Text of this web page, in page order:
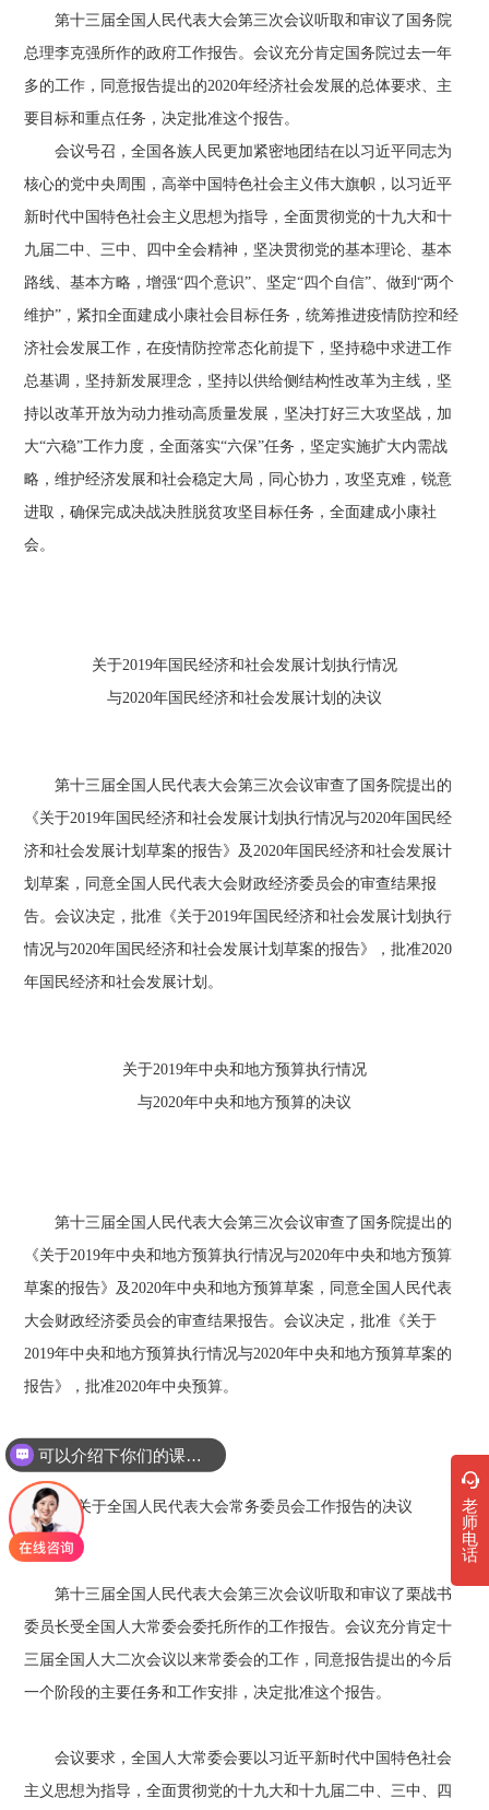
第十三届全国人民代表大会第三次会议听取和审议了国务院
总理李克强所作的政府工作报告。会议充分肯定国务院过去一年
多的工作，同意报告提出的2020年经济社会发展的总体要求、主
要目标和重点任务，决定批准这个报告。
会议号召，全国各族人民更加紧密地团结在以习近平同志为
核心的党中央周围，高举中国特色社会主义伟大旗帜，以习近平
新时代中国特色社会主义思想为指导，全面贯彻党的十九大和十
九届二中、三中、四中全会精神，坚决贯彻党的基本理论、基本
路线、基本方略，增强“四个意识”、坚定“四个自信”、做到“两个
维护”，紧扣全面建成小康社会目标任务，统筹推进疫情防控和经
济社会发展工作，在疫情防控常态化前提下，坚持稳中求进工作
总基调，坚持新发展理念，坚持以供给侧结构性改革为主线，坚
持以改革开放为动力推动高质量发展，坚决打好三大攻坚战，加
大“六稳”工作力度，全面落实“六保”任务，坚定实施扩大内需战
略，维护经济发展和社会稳定大局，同心协力，攻坚克难，锐意
进取，确保完成决战决胜脱贫攻坚目标任务，全面建成小康社
会。
关于2019年国民经济和社会发展计划执行情况
与2020年国民经济和社会发展计划的决议
第十三届全国人民代表大会第三次会议审查了国务院提出的
《关于2019年国民经济和社会发展计划执行情况与2020年国民经
济和社会发展计划草案的报告》及2020年国民经济和社会发展计
划草案，同意全国人民代表大会财政经济委员会的审查结果报
告。会议决定，批准《关于2019年国民经济和社会发展计划执行
情况与2020年国民经济和社会发展计划草案的报告》，批准2020
年国民经济和社会发展计划。
关于2019年中央和地方预算执行情况
与2020年中央和地方预算的决议
第十三届全国人民代表大会第三次会议审查了国务院提出的
《关于2019年中央和地方预算执行情况与2020年中央和地方预算
草案的报告》及2020年中央和地方预算草案，同意全国人民代表
大会财政经济委员会的审查结果报告。会议决定，批准《关于
2019年中央和地方预算执行情况与2020年中央和地方预算草案的
报告》，批准2020年中央预算。
关于全国人民代表大会常务委员会工作报告的决议
第十三届全国人民代表大会第三次会议听取和审议了栗战书
委员长受全国人大常委会委托所作的工作报告。会议充分肯定十
三届全国人大二次会议以来常委会的工作，同意报告提出的今后
一个阶段的主要任务和工作安排，决定批准这个报告。
会议要求，全国人大常委会要以习近平新时代中国特色社会
主义思想为指导，全面贯彻党的十九大和十九届二中、三中、四
老
师
电
话
你们是怎么收费的呢